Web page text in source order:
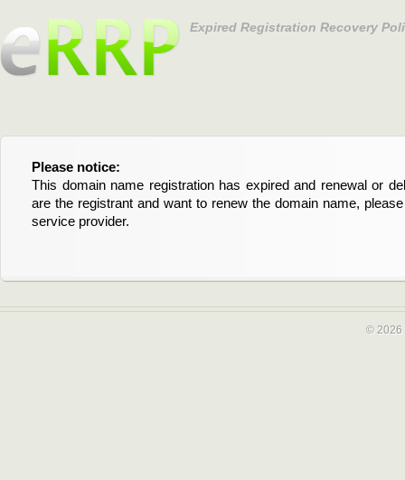
Expired Registration Recovery
Please notice:
This domain name registration has expired and renewal or
are the registrant and want to renew the domain name,
service provider.
Bitte beachten Sie:
Diese Domainregistrierung ist abgelaufen und die
Domain stehen an. Wenn Sie der Registrant sind und
verlängern möchten, kontaktieren Sie bitte Ihren Service-
© 2026